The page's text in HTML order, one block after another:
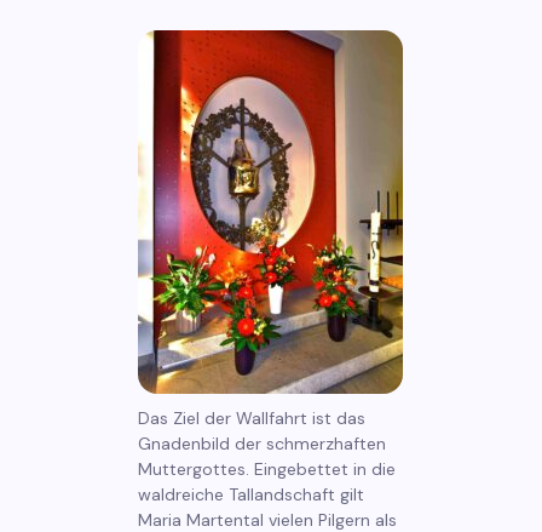
Das Ziel der Wallfahrt ist das
Gnadenbild der schmerzhaften
Muttergottes. Eingebettet in die
waldreiche Tallandschaft gilt
Maria Martental vielen Pilgern als